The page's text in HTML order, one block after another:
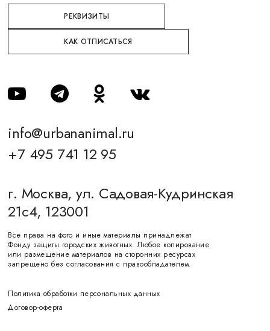
РЕКВИЗИТЫ
КАК ОТПИСАТЬСЯ
info@urbananimal.ru
+7 495 741 12 95
г. Москва, ул. Садовая-Кудринская
21с4, 123001
Все права на фото и иные материалы принадлежат
Фонду защиты городских животных. Любое копирование
или размещение материалов на сторонних ресурсах
запрещено без согласования с правообладателем.
Политика обработки персональных данных
Договор-оферта